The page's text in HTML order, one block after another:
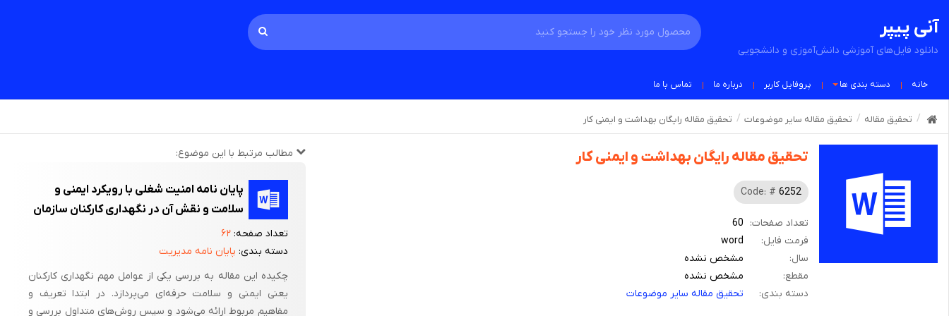
آنی پیپر
دانلود فایل‌های آموزشی دانش‌آموزی و دانشجویی
خانه دسته بندی ها پروفایل کاربر درباره ما تماس با ما
تحقیق مقاله تحقیق مقاله سایر موضوعات تحقیق مقاله رایگان بهداشت و ایمنی کار
تحقیق مقاله رایگان بهداشت و ایمنی کار
Code: # 6252
تعداد صفحات: 60
فرمت فایل:
word
سال:
مشخص نشده
مقطع:
مشخص نشده
دسته بندی:
تحقیق مقاله سایر موضوعات
مطالب مرتبط با این موضوع:
پایان نامه امنیت شغلی با رویکرد ایمنی و
سلامت و نقش آن در نگهداری کارکنان سازمان
تعداد صفحه:۶۲
دسته بندی: پایان نامه مدیریت
چکیده این مقاله به بررسی یکی از عوامل مهم نگهداری کارکنان
یعنی ایمنی و سلامت حرفه‌ای می‌پردازد. در ابتدا تعریف و
مفاهیم مربوط ارائه می‌شود و سپس روش‌های متداول بررسی و